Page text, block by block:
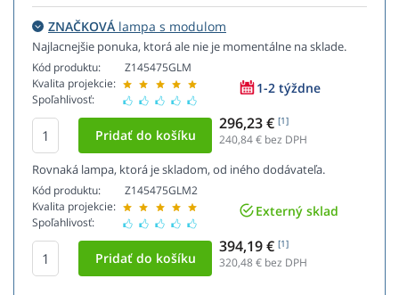
ZNAČKOVÁ lampa s modulom
Najlacnejšie ponuka, ktorá ale nie je momentálne na sklade.
Kód produktu:
Kvalita projekcie:
Spoľahlivosť:
Z145475GLM
1-2 týždne
296,23 € [1]
240,84€ bez DPH
Rovnaká lampa, ktorá je skladom, od iného dodávateľa.
Kód produktu:
Kvalita projekcie:
Spoľahlivosť:
Z145475GLM2
Externý sklad
394,19 € [1]
320,48€ bez DPH